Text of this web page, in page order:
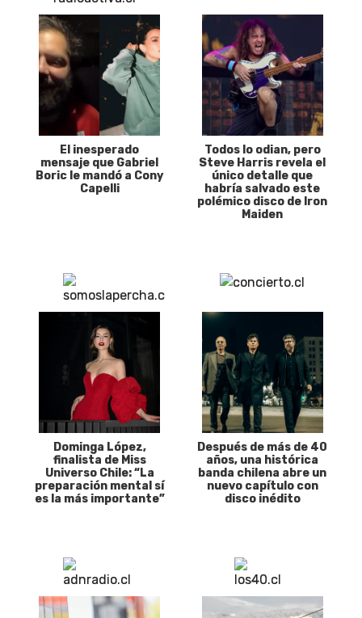
El inesperado
mensaje que Gabriel
Boric le mandó a Cony
Capelli
Todos lo odian, pero
Steve Harris revela el
único detalle que
habría salvado este
polémico disco de Iron
Maiden
Dominga López,
finalista de Miss
Universo Chile: “La
preparación mental sí
es la más importante”
Después de más de 40
años, una histórica
banda chilena abre un
nuevo capítulo con
disco inédito